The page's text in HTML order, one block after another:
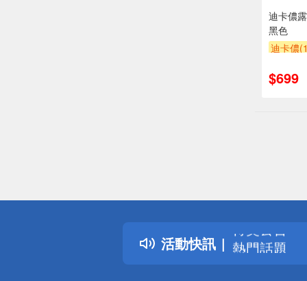
迪卡儂
黑色
迪卡儂
$699
活動快訊
詐騙網頁！
得獎公告
熱門話題
銀行優惠